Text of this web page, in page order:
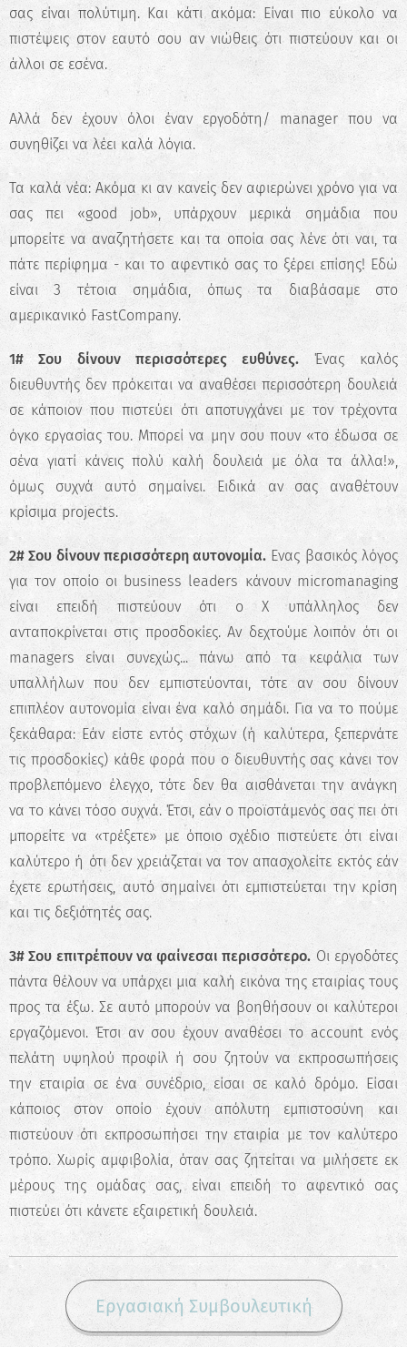
✖
Κάνε το Δωρεάν Τεστ
Επαγγελματικού
Προσανατολισμού!
Ανακάλυψε τις πραγματικές σου
δυνατότητες και σχεδίασε την ιδανική
καριέρα.
Ξεκίνα τώρα
σας είναι πολύτιμη. Και κάτι ακόμα: Είναι πιο εύκολο να
πιστέψεις στον εαυτό σου αν νιώθεις ότι πιστεύουν και οι
άλλοι σε εσένα.
Αλλά δεν έχουν όλοι έναν εργοδότη/ manager που να
συνηθίζει να λέει καλά λόγια.
Τα καλά νέα: Ακόμα κι αν κανείς δεν αφιερώνει χρόνο για να
σας πει «good job», υπάρχουν μερικά σημάδια που
μπορείτε να αναζητήσετε και τα οποία σας λένε ότι ναι, τα
πάτε περίφημα - και το αφεντικό σας το ξέρει επίσης! Εδώ
είναι 3 τέτοια σημάδια, όπως τα διαβάσαμε στο
αμερικανικό FastCompany.
1# Σου δίνουν περισσότερες ευθύνες. Ένας καλός
διευθυντής δεν πρόκειται να αναθέσει περισσότερη δουλειά
σε κάποιον που πιστεύει ότι αποτυγχάνει με τον τρέχοντα
όγκο εργασίας του. Μπορεί να μην σου πουν «το έδωσα σε
σένα γιατί κάνεις πολύ καλή δουλειά με όλα τα άλλα!»,
όμως συχνά αυτό σημαίνει. Ειδικά αν σας αναθέτουν
κρίσιμα projects.
2# Σου δίνουν περισσότερη αυτονομία. Ενας βασικός λόγος
για τον οποίο οι business leaders κάνουν micromanaging
είναι επειδή πιστεύουν ότι ο X υπάλληλος δεν
ανταποκρίνεται στις προσδοκίες. Αν δεχτούμε λοιπόν ότι οι
managers είναι συνεχώς... πάνω από τα κεφάλια των
υπαλλήλων που δεν εμπιστεύονται, τότε αν σου δίνουν
επιπλέον αυτονομία είναι ένα καλό σημάδι. Για να το πούμε
ξεκάθαρα: Εάν είστε εντός στόχων (ή καλύτερα, ξεπερνάτε
τις προσδοκίες) κάθε φορά που ο διευθυντής σας κάνει τον
προβλεπόμενο έλεγχο, τότε δεν θα αισθάνεται την ανάγκη
να το κάνει τόσο συχνά. Έτσι, εάν ο προϊστάμενός σας πει ότι
μπορείτε να «τρέξετε» με όποιο σχέδιο πιστεύετε ότι είναι
καλύτερο ή ότι δεν χρειάζεται να τον απασχολείτε εκτός εάν
έχετε ερωτήσεις, αυτό σημαίνει ότι εμπιστεύεται την κρίση
και τις δεξιότητές σας.
3# Σου επιτρέπουν να φαίνεσαι περισσότερο. Οι εργοδότες
πάντα θέλουν να υπάρχει μια καλή εικόνα της εταιρίας τους
προς τα έξω. Σε αυτό μπορούν να βοηθήσουν οι καλύτεροι
εργαζόμενοι. Έτσι αν σου έχουν αναθέσει το account ενός
πελάτη υψηλού προφίλ ή σου ζητούν να εκπροσωπήσεις
την εταιρία σε ένα συνέδριο, είσαι σε καλό δρόμο. Είσαι
κάποιος στον οποίο έχουν απόλυτη εμπιστοσύνη και
πιστεύουν ότι εκπροσωπήσει την εταιρία με τον καλύτερο
τρόπο. Χωρίς αμφιβολία, όταν σας ζητείται να μιλήσετε εκ
μέρους της ομάδας σας, είναι επειδή το αφεντικό σας
πιστεύει ότι κάνετε εξαιρετική δουλειά.
Εργασιακή Συμβουλευτική